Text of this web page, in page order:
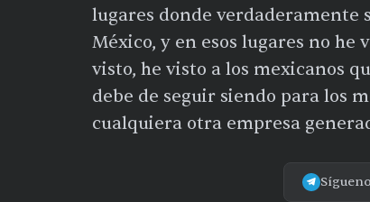
lugares donde verdaderamente
México, y en esos lugares no
visto, he visto a los mexicanos
debe de seguir siendo para los
cualquiera otra empresa